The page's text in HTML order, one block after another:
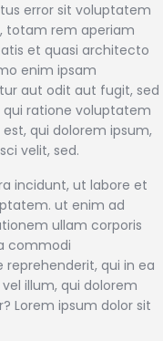
error sit voluptatem
totam rem aperiam
et quasi architecto
enim ipsam
aut odit aut fugit, sed
qui ratione voluptatem
qui dolorem ipsum,
velit, sed.
incidunt, ut labore et
ut enim ad
ullam corporis
commodi
qui in ea
illum, qui dolorem
Lorem ipsum dolor sit